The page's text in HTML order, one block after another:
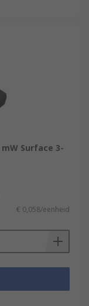
mW Surface 3-
€ 0,058/eenheid